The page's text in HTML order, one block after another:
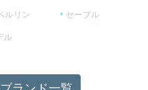
ルリン
セーブル
ル